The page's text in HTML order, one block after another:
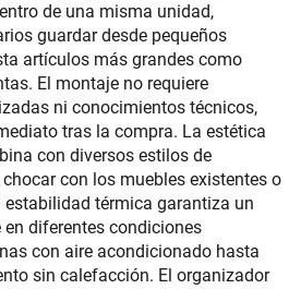
de una misma unidad,
guardar desde pequeños
artículos más grandes como
El montaje no requiere
ni conocimientos técnicos,
tras la compra. La estética
con diversos estilos de
con los muebles existentes o
estabilidad térmica garantiza un
diferentes condiciones
con aire acondicionado hasta
sin calefacción. El organizador